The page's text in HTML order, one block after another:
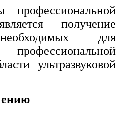
получение
для
ультразвуковой